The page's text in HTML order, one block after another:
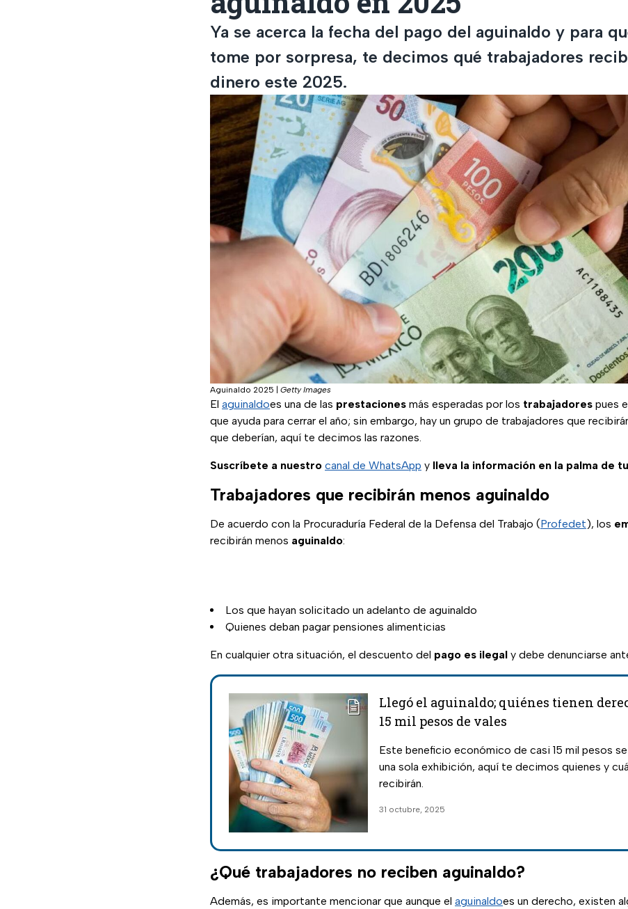
Ya se acerca la fecha del pago del aguinaldo y para
tome por sorpresa, te decimos qué trabajadores
dinero este 2025.
Aguinaldo 2025 Getty Images
El aguinaldoes una de las prestaciones más esperadas por los trabajadores pues
que ayuda para cerrar el año; sin embargo, hay un grupo de trabajadores que
que deberían, aquí te decimos las razones.
Suscríbete a nuestro canal de WhatsApp y lleva la información en la palma de
Trabajadores que recibirán menos aguinaldo
De acuerdo con la Procuraduría Federal de la Defensa del Trabajo (Profedet), los
recibirán menos aguinaldo:
Los que hayan solicitado un adelanto de aguinaldo
Quienes deban pagar pensiones alimenticias
En cualquier otra situación, el descuento del pago es ilegal y debe denunciarse
Llegó el aguinaldo; quiénes tienen
15 mil pesos de vales
Este beneficio económico de casi 15 mil pesos
una sola exhibición, aquí te decimos quienes y
recibirán.
31 octubre, 2025
¿Qué trabajadores no reciben aguinaldo?
Además, es importante mencionar que aunque el aguinaldoes un derecho, existen